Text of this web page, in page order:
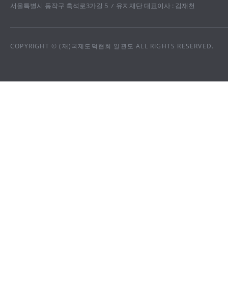
서울특별시 동작구 흑석로3가길 5
유지재단 대표이사 : 김재천
COPYRIGHT © (재)국제도덕협회 일관도 ALL RIGHTS RESERVED.